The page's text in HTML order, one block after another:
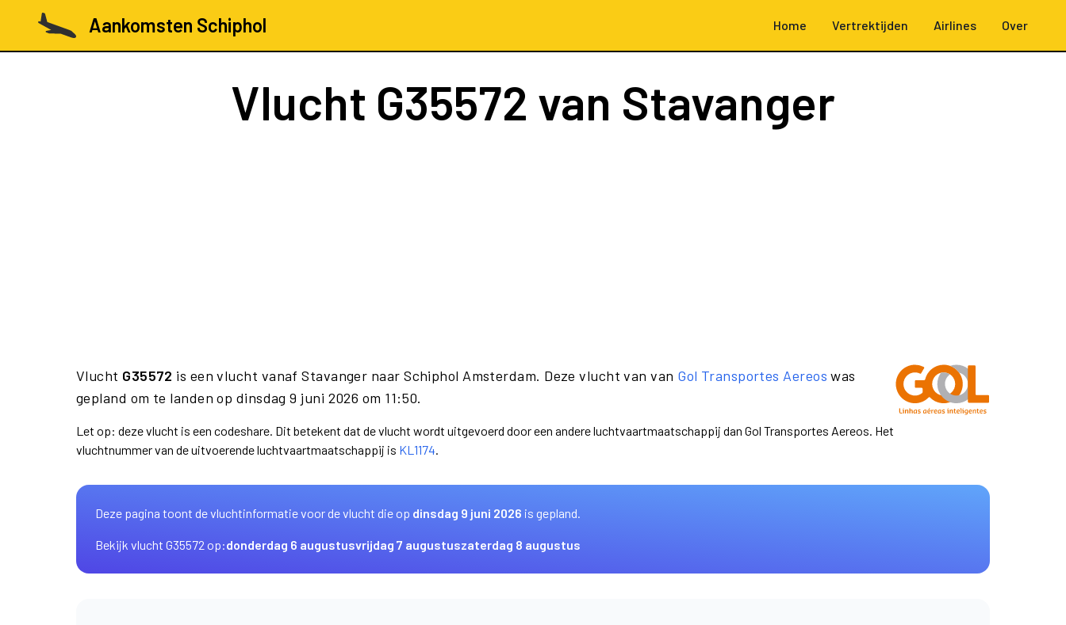
Aankomsten Schiphol Home Vertrektijden Airlines Over
Vlucht G35572 van Stavanger
Vlucht G35572 is een vlucht vanaf Stavanger naar Schiphol Amsterdam. Deze vlucht van van Gol Transportes Aereos was
gepland om te landen op dinsdag 9 juni 2026 om 11:50.
Let op: deze vlucht is een codeshare. Dit betekent dat de vlucht wordt uitgevoerd door een andere luchtvaartmaatschappij dan Gol Transportes Aereos. Het
vluchtnummer van de uitvoerende luchtvaartmaatschappij is KL1174.
Deze pagina toont de vluchtinformatie voor de vlucht die op dinsdag 9 juni 2026 is gepland.
Bekijk vlucht G35572 op:donderdag 6 augustusvrijdag 7 augustuszaterdag 8 augustus